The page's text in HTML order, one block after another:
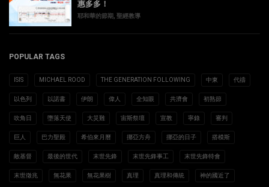
惠多多！
耶和華的節期 聖經教導
POPULAR TAGS
ISIS MICHAEL ROOD THE GENERATION FOLLOWING 中東 代禱
以色列 以諾書 伊朗 偉人 全知眼 共濟會 初熟節
吹角日 墮落天使 大災難 宙斯祭壇 宣教 寧錄 審判
巨人 巴力聖殿 希伯來月曆 挪亞方舟 挪亞的日子 搭模斯
敵基督 最後的世代 末世先鋒 末世先鋒事工 末世先鋒特會
末世徵兆 無花果 無花果樹 真理 真理和傳統 神的國近了